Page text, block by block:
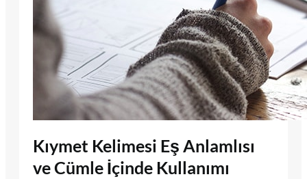
Kıymet Kelimesi Eş Anlamlısı
ve Cümle İçinde Kullanımı